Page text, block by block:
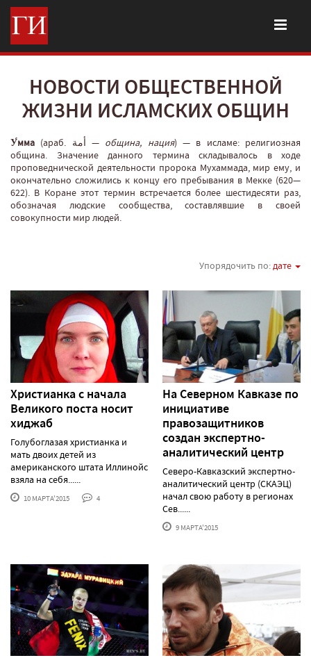
НОВОСТИ ОБЩЕСТВЕННОЙ
ЖИЗНИ ИСЛАМСКИХ ОБЩИН
У́мма (араб. أمة‎‎ — община, нация‎) — в исламе: религиозная
община. Значение данного термина складывалось в ходе
проповеднической деятельности пророка Мухаммада, мир ему, и
окончательно сложились к концу его пребывания в Мекке (620—
622). В Коране этот термин встречается более шестидесяти раз,
обозначая людские сообщества, составлявшие в своей
совокупности мир людей.
Упорядочить по:дате
Христианка с начала
Великого поста носит
хиджаб
Голубоглазая христианка и
мать двоих детей из
американского штата Иллинойс
взяла на себя......
10 МАРТА'2015 4
На Северном Кавказе по
инициативе
правозащитников
создан экспертно-
аналитический центр
Северо-Кавказский экспертно-
аналитический центр (СКАЭЦ)
начал свою работу в регионах
Сев......
9 МАРТА'2015